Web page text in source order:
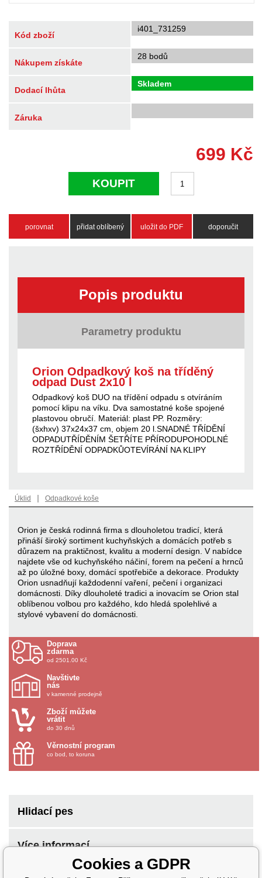
Kód zboží
i401_731259
Nákupem získáte
28 bodů
Dodací lhůta
Skladem
Záruka
699 Kč
KOUPIT
porovnat přidat oblíbený uložit do PDF doporučit
Popis produktu
Parametry produktu
Orion Odpadkový koš na tříděný
odpad Dust 2x10 l
Odpadkový koš DUO na třídění odpadu s otvíráním
pomocí klipu na víku. Dva samostatné koše spojené
plastovou obručí. Materiál: plast PP. Rozměry:
(šxhxv) 37x24x37 cm, objem 20 l.SNADNÉ TŘÍDĚNÍ
ODPADUTŘÍDĚNÍM ŠETŘÍTE PŘÍRODUPOHODLNÉ
ROZTŘÍDĚNÍ ODPADKŮOTEVÍRÁNÍ NA KLIPY
Úklid | Odpadkové koše
Orion je česká rodinná firma s dlouholetou tradicí, která
přináší široký sortiment kuchyňských a domácích potřeb s
důrazem na praktičnost, kvalitu a moderní design. V nabídce
najdete vše od kuchyňského náčiní, forem na pečení a hrnců
až po úložné boxy, domácí spotřebiče a dekorace. Produkty
Orion usnadňují každodenní vaření, pečení i organizaci
domácnosti. Díky dlouholeté tradici a inovacím se Orion stal
oblíbenou volbou pro každého, kdo hledá spolehlivé a
stylové vybavení do domácnosti.
Doprava
zdarma
od 2501.00 Kč
Navštivte
nás
v kamenné prodejně
Zboží můžete
vrátit
do 30 dnů
Věrnostní program
co bod, to koruna
Hlidací pes
Více informací
Cookies a GDPR